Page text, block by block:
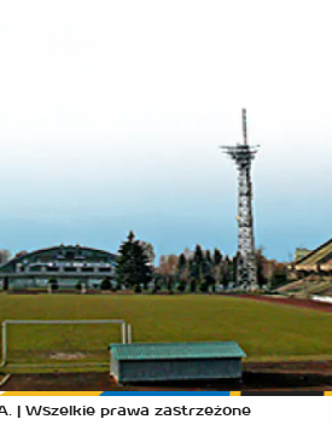
| Wszelkie prawa zastrzeżone